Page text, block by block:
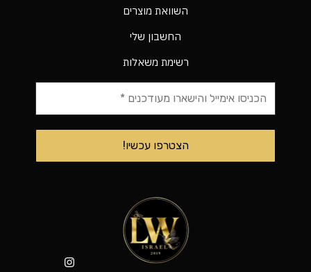
השוואת מוצרים
החשבון שלי
רשימת משאלות